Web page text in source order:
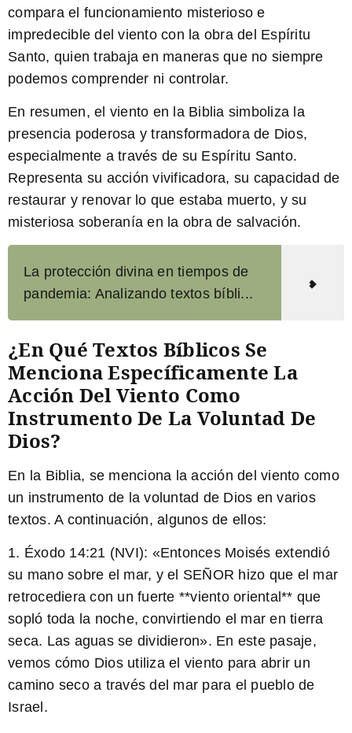
compara el funcionamiento misterioso e
impredecible del viento con la obra del Espíritu
Santo, quien trabaja en maneras que no siempre
podemos comprender ni controlar.
En resumen, el viento en la Biblia simboliza la
presencia poderosa y transformadora de Dios,
especialmente a través de su Espíritu Santo.
Representa su acción vivificadora, su capacidad de
restaurar y renovar lo que estaba muerto, y su
misteriosa soberanía en la obra de salvación.
La protección divina en tiempos de
pandemia: Analizando textos bíbli...
¿En Qué Textos Bíblicos Se
Menciona Específicamente La
Acción Del Viento Como
Instrumento De La Voluntad De
Dios?
En la Biblia, se menciona la acción del viento como
un instrumento de la voluntad de Dios en varios
textos. A continuación, algunos de ellos:
1. Éxodo 14:21 (NVI): «Entonces Moisés extendió
su mano sobre el mar, y el SEÑOR hizo que el mar
retrocediera con un fuerte **viento oriental** que
sopló toda la noche, convirtiendo el mar en tierra
seca. Las aguas se dividieron». En este pasaje,
vemos cómo Dios utiliza el viento para abrir un
camino seco a través del mar para el pueblo de
Israel.